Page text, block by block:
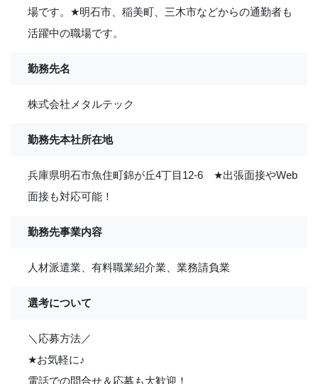
場です。 ★明石市、稲美町、三木市などからの通勤者も
活躍中の職場です。
勤務先名
株式会社メタルテック
勤務先本社所在地
兵庫県明石市魚住町錦が丘4丁目12-6 ★出張面接やWeb
面接も対応可能！
勤務先事業内容
人材派遣業、有料職業紹介業、業務請負業
選考について
＼応募方法／
★お気軽に♪
電話での問合せ＆応募も大歓迎！